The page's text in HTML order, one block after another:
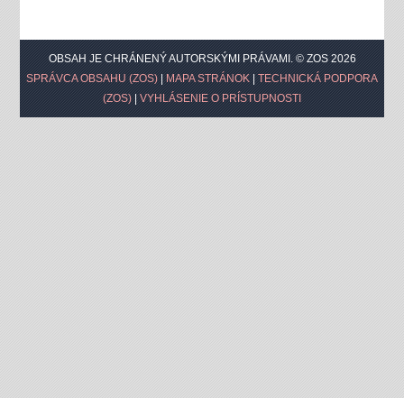
OBSAH JE CHRÁNENÝ AUTORSKÝMI PRÁVAMI. © ZOS 2026
SPRÁVCA OBSAHU (ZOS)
MAPA STRÁNOK
TECHNICKÁ PODPORA
(ZOS)
VYHLÁSENIE O PRÍSTUPNOSTI